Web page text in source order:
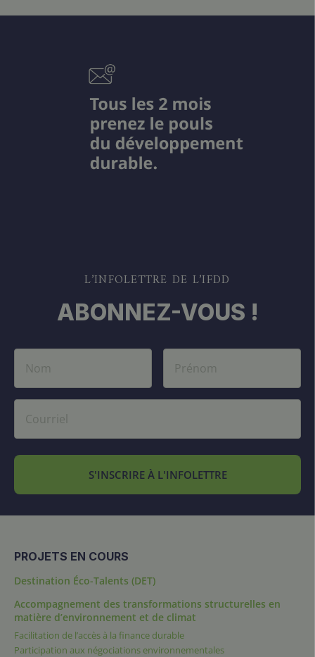
L’INFOLETTRE DE L’IFDD
ABONNEZ-VOUS !
S'INSCRIRE À L'INFOLETTRE
PROJETS EN COURS
Destination Éco-Talents (DET)
Accompagnement des transformations structurelles en
matière d’environnement et de climat
Facilitation de l’accès à la finance durable
Participation aux négociations environnementales